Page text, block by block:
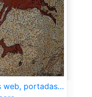
web, portadas…